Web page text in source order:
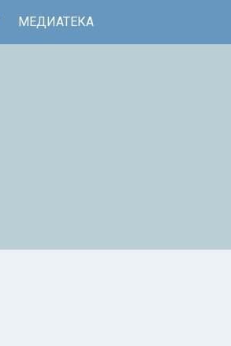
МЕДИАТЕКА